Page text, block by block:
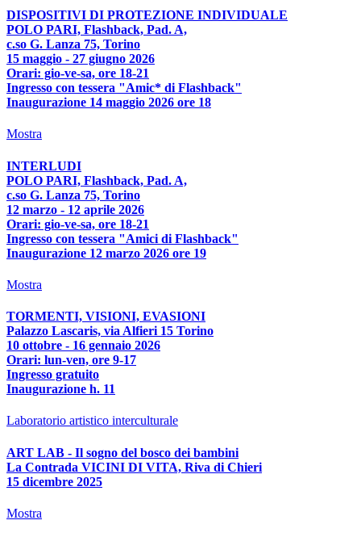
DISPOSITIVI DI PROTEZIONE INDIVIDUALE
POLO PARI, Flashback, Pad. A,
c.so G. Lanza 75, Torino
15 maggio - 27 giugno 2026
Orari: gio-ve-sa, ore 18-21
Ingresso con tessera "Amic* di Flashback"
Inaugurazione 14 maggio 2026 ore 18
Mostra
INTERLUDI
POLO PARI, Flashback, Pad. A,
c.so G. Lanza 75, Torino
12 marzo - 12 aprile 2026
Orari: gio-ve-sa, ore 18-21
Ingresso con tessera "Amici di Flashback"
Inaugurazione 12 marzo 2026 ore 19
Mostra
TORMENTI, VISIONI, EVASIONI
Palazzo Lascaris, via Alfieri 15 Torino
10 ottobre - 16 gennaio 2026
Orari: lun-ven, ore 9-17
Ingresso gratuito
Inaugurazione h. 11
Laboratorio artistico interculturale
ART LAB - Il sogno del bosco dei bambini
La Contrada VICINI DI VITA, Riva di Chieri
15 dicembre 2025
Mostra